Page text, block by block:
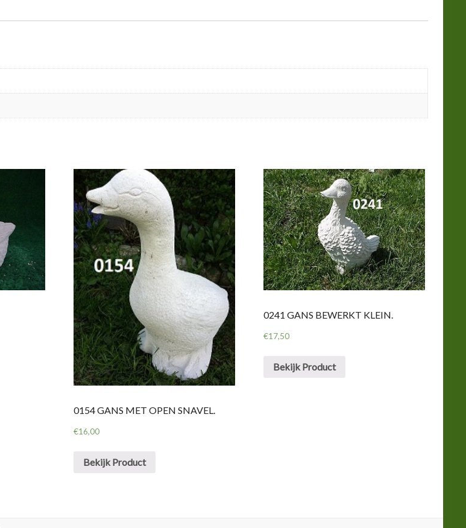
0154 GANS MET OPEN SNAVEL.
€16,00
Bekijk Product
0241 GANS BEWERKT KLEIN.
€17,50
Bekijk Product